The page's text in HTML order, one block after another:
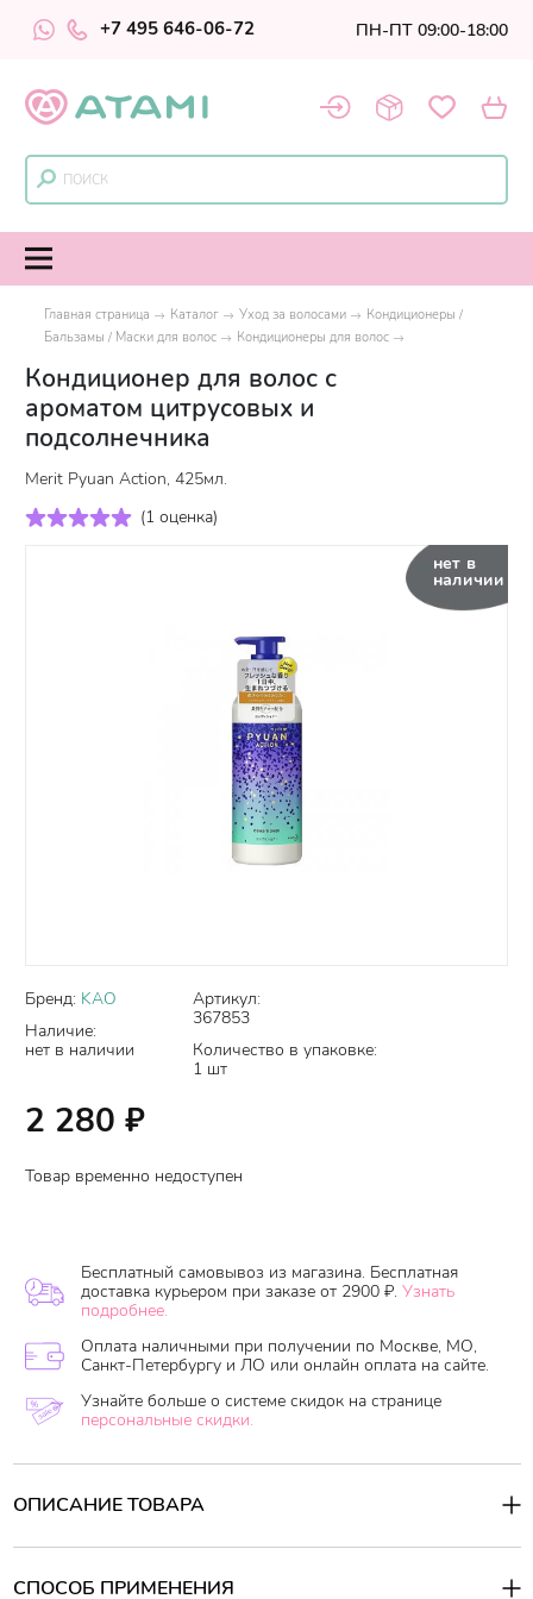
+7 495 646-06-72 ПН-ПТ 09:00-18:00
Главная страница Каталог Уход за волосами
Кондиционеры /
Бальзамы / Маски для волос
Кондиционеры для волос
Кондиционер для волос с
ароматом цитрусовых и
подсолнечника
Merit Pyuan Action, 425мл.
(1 оценка)
нет в
наличии
Бренд: KAO
Наличие:
нет в наличии
Артикул:
367853
Количество в упаковке:
1 шт
2 280 ₽
Товар временно недоступен
Бесплатный самовывоз из магазина. Бесплатная
доставка курьером при заказе от 2900 ₽. Узнать
подробнее.
Оплата наличными при получении по Москве, МО,
Санкт-Петербургу и ЛО или онлайн оплата на сайте.
Узнайте больше о системе скидок на странице
персональные скидки.
ОПИСАНИЕ ТОВАРА
Кондиционер со слабой кислотностьюзаботится о Ваших
Является отличным дополнением к шампуню КAO Merit Pyuan
СПОСОБ ПРИМЕНЕНИЯ